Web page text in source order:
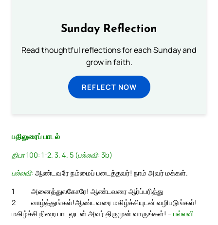
Sunday Reflection
Read thoughtful reflections for each Sunday and
grow in faith.
REFLECT NOW
பதிலுரைப் பாடல்
திபா 100: 1-2. 3. 4. 5 (பல்லவி: 3b)
பல்லவி: ஆண்டவரே நம்மைப் படைத்தவர்! நாம் அவர் மக்கள்.
1
அனைத்துலகோரே! ஆண்டவரை ஆர்ப்பரித்து
வாழ்த்துங்கள்!
2
ஆண்டவரை மகிழ்ச்சியுடன் வழிபடுங்கள்!
மகிழ்ச்சி நிறை பாடலுடன் அவர் திருமுன் வாருங்கள்! – பல்லவி